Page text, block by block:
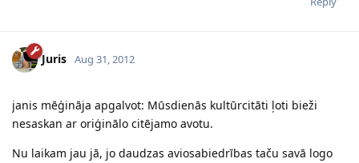
Juris Aug 31, 2012
janis mēģināja apgalvot: Mūsdienās kultūrcitāti ļoti bieži
nesaskan ar oriģinālo citējamo avotu.
Nu laikam jau jā, jo daudzas aviosabiedrības taču savā logo